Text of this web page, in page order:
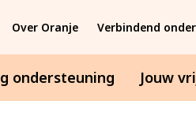
ondersteuning Jouw
Over Oranje Verbindend